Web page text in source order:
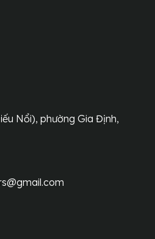
Nổi), phường Gia Định,